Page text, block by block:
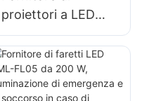
proiettori a LED
KML-FL05 da 100
W per facciate di
edifici e
illuminazione di